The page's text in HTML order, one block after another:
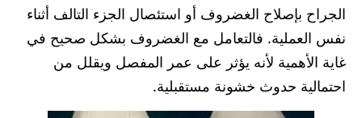
الجراح بإصلاح الغضروف أو استئصال الجزء التالف أثناء
نفس العملية. فالتعامل مع الغضروف بشكل صحيح في
غاية الأهمية لأنه يؤثر على عمر المفصل ويقلل من
احتمالية حدوث خشونة مستقبلية.